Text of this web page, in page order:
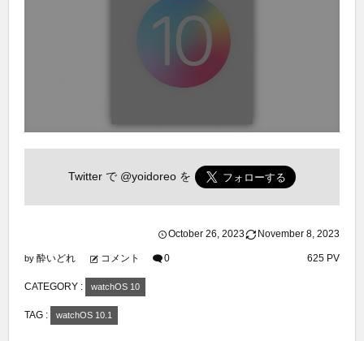
Twitter で @yoidoreo を
October 26,2023 November 8, 2023
by 酔いどれ コメント 0 625 PV
CATEGORY : watchOS 10
TAG : watchOS 10.1